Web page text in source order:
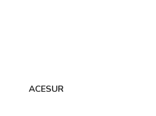
ACESUR